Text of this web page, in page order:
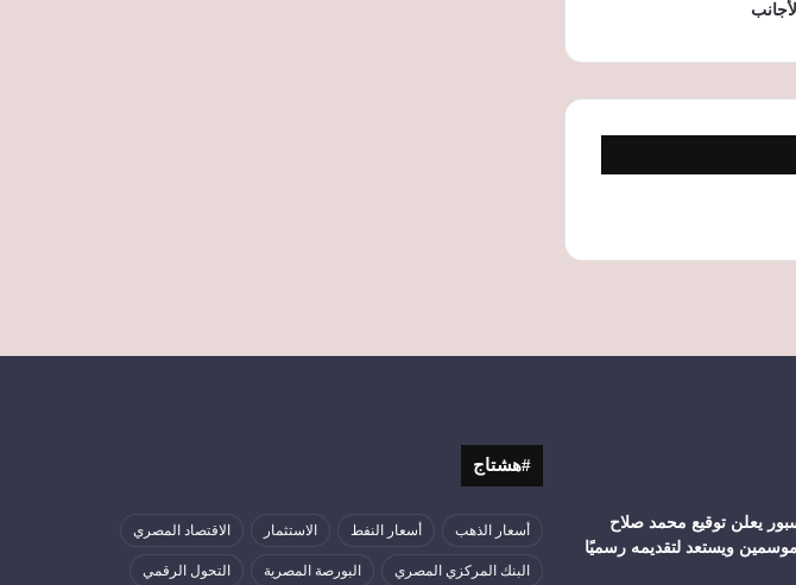
يعلن توقيع محمد صلاح
ويستعد لتقديمه رسميًا
#هشتاج
أسعار الذهب أسعار النفط الاستثمار الاقتصاد المصري
البنك المركزي المصري البورصة المصرية التحول الرقمي